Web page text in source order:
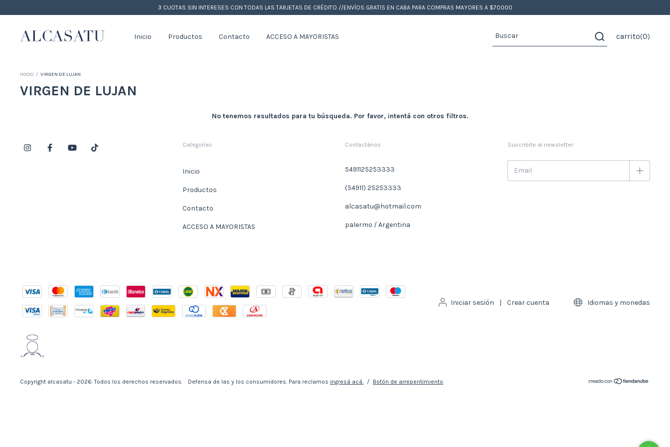
3 CUOTAS SIN INTERESES CON TODAS LAS TARJETAS DE CRÉDITO //ENVÍOS GRATIS EN CABA PARA COMPRAS MAYORES A $70000
Inicio Productos Contacto ACCESO A MAYORISTAS carrito(0)
INICIO / VIRGEN DE LUJAN
VIRGEN DE LUJAN
No tenemos resultados para tu búsqueda. Por favor, intentá con otros filtros.
Categorías
Inicio
Productos
Contacto
ACCESO A MAYORISTAS
Contactános
5491125253333
(54911) 25253333
alcasatu@hotmail.com
palermo / Argentina
Suscribite al newsletter
Iniciar sesión | Crear cuenta Idiomas y monedas
Copyright alcasatu - 2026. Todos los derechos reservados. Defensa de las y los consumidores. Para reclamos ingresá acá. / Botón de arrepentimiento